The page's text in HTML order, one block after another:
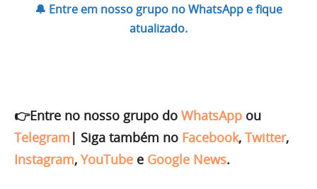
🔔 Entre em nosso grupo no WhatsApp e fique
atualizado.
👉Entre no nosso grupo do WhatsApp ou
Telegram | Siga também no Facebook, Twitter,
Instagram, YouTube e Google News.